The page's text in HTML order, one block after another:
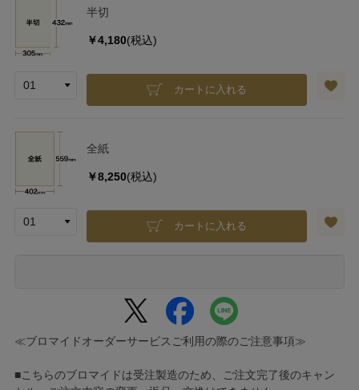
半切
￥4,180(税込)
カートに入れる
全紙
￥8,250(税込)
カートに入れる
≪ブロマイドオーダーサービスご利用の際のご注意事項≫
■こちらのブロマイドは受注製造のため、ご注文完了後のキャン